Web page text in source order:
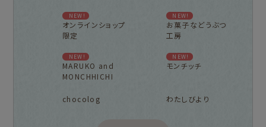
NEW!
オンラインショップ
限定
NEW!
お菓子などうぶつ
工房
NEW!
MARUKO and
MONCHHICHI
NEW!
モンチッチ
chocolog わたしびより